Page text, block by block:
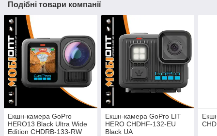
Подібні товари компанії
Екшн-камера GoPro
HERO13 Black Ultra Wide
Edition CHDRB-133-RW
Екшн-камера GoPro LIT
HERO CHDHF-132-EU
Black UA